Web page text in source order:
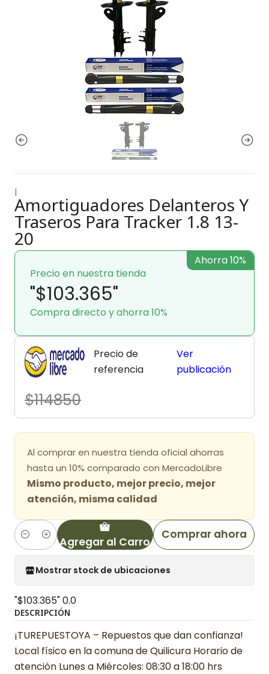
|
Amortiguadores Delanteros Y
Traseros Para Tracker 1.8 13-
20
Precio en nuestra tienda
"$103.365"
Compra directo y ahorra 10%
Ahorra 10%
Precio de
referencia
$114850
Ver
publicación
Al comprar en nuestra tienda oficial ahorras
hasta un 10% comparado con MercadoLibre
Mismo producto, mejor precio, mejor
atención, misma calidad
Cantidad Agregar al Carro
Comprar ahora
Mostrar stock de ubicaciones
"$103.365"0.0
DESCRIPCIÓN
¡TUREPUESTOYA – Repuestos que dan confianza!
Local físico en la comuna de Quilicura Horario de
atención Lunes a Miércoles: 08:30 a 18:00 hrs